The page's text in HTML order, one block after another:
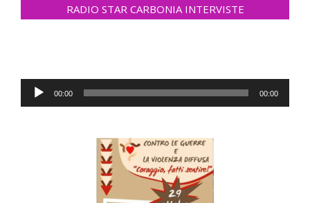
RADIO STAR CARBONIA INTERVISTE
Audio
Player
00:00 00:00